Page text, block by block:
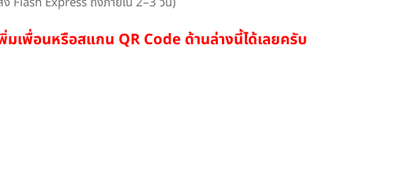
เพื่อนหรือสแกน QR Code ด้านล่างนี้ได้เลยครับ